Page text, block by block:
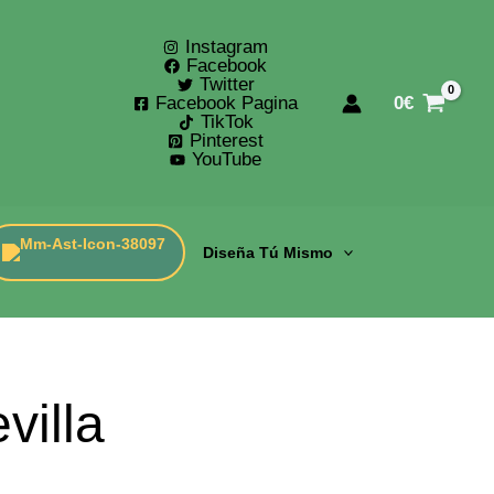
Instagram
Facebook
Twitter
Facebook Pagina
TikTok
Pinterest
YouTube
0€
Diseña Tú Mismo